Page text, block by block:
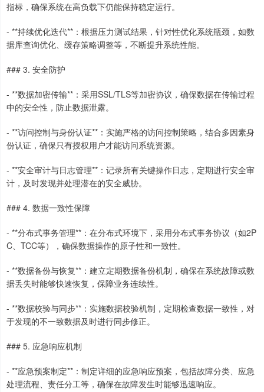
指标，确保系统在高负载下仍能保持稳定运行。
- **持续优化迭代**：根据压力测试结果，针对性优化系统瓶颈，如数
据库查询优化、缓存策略调整等，不断提升系统性能。
### 3. 安全防护
- **数据加密传输**：采用SSL/TLS等加密协议，确保数据在传输过程
中的安全性，防止数据泄露。
- **访问控制与身份认证**：实施严格的访问控制策略，结合多因素身
份认证，确保只有授权用户才能访问系统资源。
- **安全审计与日志管理**：记录所有关键操作日志，定期进行安全审
计，及时发现并处理潜在的安全威胁。
### 4. 数据一致性保障
- **分布式事务管理**：在分布式环境下，采用分布式事务协议（如2P
C、TCC等），确保数据操作的原子性和一致性。
- **数据备份与恢复**：建立定期数据备份机制，确保在系统故障或数
据丢失时能够快速恢复，保障业务连续性。
- **数据校验与同步**：实施数据校验机制，定期检查数据一致性，对
于发现的不一致数据及时进行同步修正。
### 5. 应急响应机制
- **应急预案制定**：制定详细的应急响应预案，包括故障分类、应急
处理流程、责任分工等，确保在故障发生时能够迅速响应。
深证成指 0.00